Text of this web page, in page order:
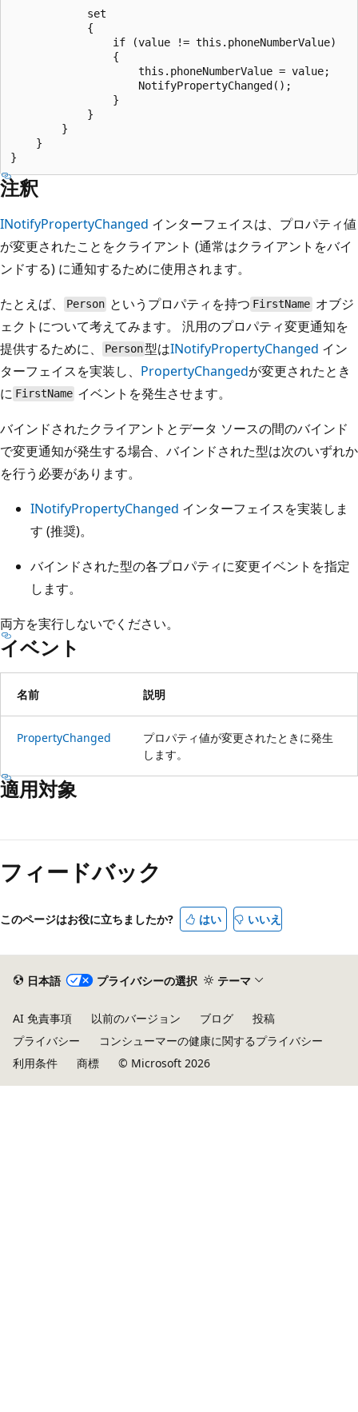
            set
            {
                if (value != this.phoneNumberValue)
                {
                    this.phoneNumberValue = value;
                    NotifyPropertyChanged();
                }
            }
        }
    }
注釈
INotifyPropertyChanged インターフェイスは、プロパティ値
が変更されたことをクライアント (通常はクライアントをバイ
ンドする) に通知するために使用されます。
たとえば、
Person というプロパティを持つ FirstName オブジ
ェクトについて考えてみます。 汎用のプロパティ変更通知を
提供するために、
Person型はINotifyPropertyChanged イン
ターフェイスを実装し、 PropertyChangedが変更されたとき
に FirstName イベントを発生させます。
バインドされたクライアントとデータ ソースの間のバインド
で変更通知が発生する場合、バインドされた型は次のいずれか
を行う必要があります。
INotifyPropertyChanged インターフェイスを実装しま
す (推奨)。
バインドされた型の各プロパティに変更イベントを指定
します。
両方を実行しないでください。
イベント
名前 説明
PropertyChanged
プロパティ値が変更されたときに発生
します。
適用対象
フィードバック
このページはお役に立ちましたか? はい いいえ
日本語 プライバシーの選択 テーマ
AI 免責事項 以前のバージョン ブログ
投稿
プライバシー
コンシューマーの健康に関するプライバシー
利用条件
商標 © Microsoft 2026